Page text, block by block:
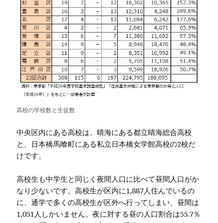
高校の学校数と生徒数
中央区内にある高校は、晴海にある都立晴海総合高校
と、日本橋馬喰町にある私立日本橋女学館高校の2校だ
けです。
高校生も中学生と同じく夜間人口に比べて昼間人口がか
なり少ないです。高校生が区内に1,887人住んでいるの
に、通学で多くの高校生が区外へ行ってしまい、昼間は
1,051人しかいません。夜に対する昼の人口割合は55.7％